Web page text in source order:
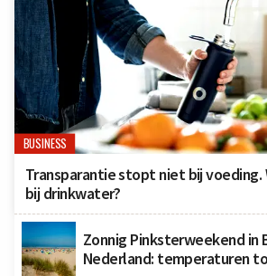
BUSINESS
Transparantie stopt niet bij voeding.
bij drinkwater?
Zonnig Pinksterweekend in
Nederland: temperaturen